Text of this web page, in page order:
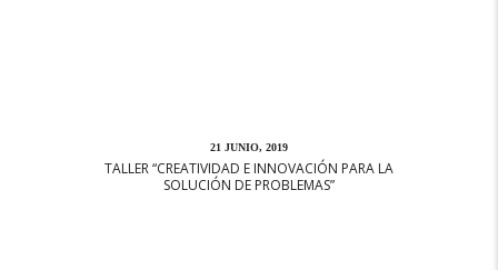
21 JUNIO, 2019
TALLER “CREATIVIDAD E INNOVACIÓN PARA LA
SOLUCIÓN DE PROBLEMAS”